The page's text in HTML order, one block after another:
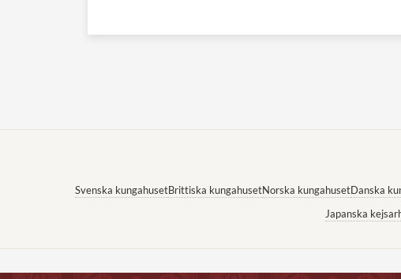
Svenska kungahusetBrittiska kungahusetNorska kungahusetDanska
Japanska